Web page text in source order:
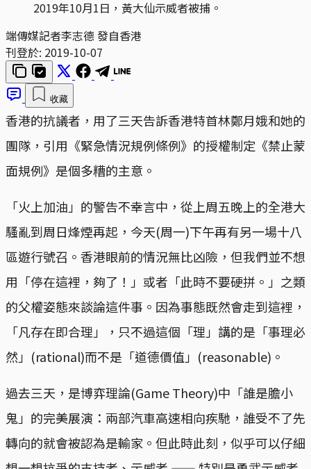
2019年10月1日，黃大仙示威者被捕。
端傳媒記者李志德 發自香港
刊登於: 2019-10-07
收藏
香港的抗議者，用了三天告訴香港特首林鄭月娥和她的
團隊，引用《緊急情況規例條例》的授權制定《禁止蒙
面規例》是個多糟的主意。
「火上加油」的警告不幸言中，從上周五晚上的全港大
騷亂到周日烽煙再起，今天(周一)下午再有另一場十八
區遊行號召。香港眼前的情況無比凶險，但我們並不想
用「停在這裡，夠了！」或者「此時不要硬拼。」之類
的父權姿態來談論這件事。因為事態既然會走到這裡，
「凡存在即合理」，只不過這個「理」講的是「事理必
然」(rational)而不是「道德價值」(reasonable)。
過去三天，是博弈理論(Game Theory)中「誰是膽小
鬼」的完美展演：兩部汽車高速相向疾馳，誰受不了先
轉向的就會被認為是輸家。但此時此刻，似乎可以仔細